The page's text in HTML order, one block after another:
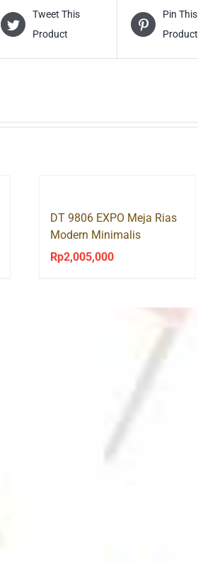
Tweet This
Product
Pin This
Product
DT 9806 EXPO Meja Rias
Modern Minimalis
Mattwood White
Rp2,005,000